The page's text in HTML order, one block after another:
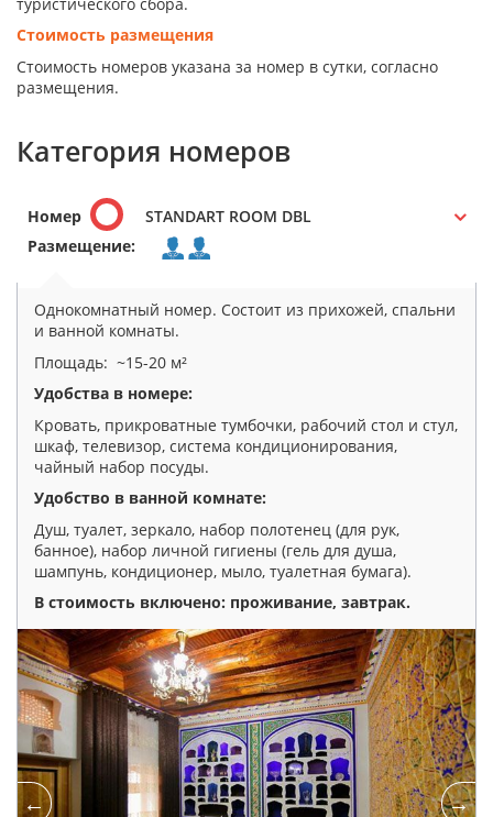
Стоимость размещения
Стоимость номеров указана за номер в сутки, согласно
размещения.
Категория номеров
Номер
STANDART ROOM DBL
Размещение:
Однокомнатный номер. Состоит из прихожей, спальни
и ванной комнаты.
Площадь: ~15-20 м²
Удобства в номере:
Кровать, прикроватные тумбочки, рабочий стол и стул,
шкаф, телевизор, система кондиционирования,
чайный набор посуды.
Удобство в ванной комнате:
Душ, туалет, зеркало, набор полотенец (для рук,
банное), набор личной гигиены (гель для душа,
шампунь, кондиционер, мыло, туалетная бумага).
В стоимость включено: проживание, завтрак.